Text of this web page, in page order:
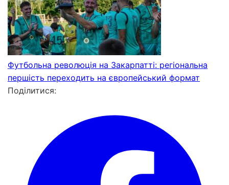
Футбольна революція на Закарпатті: регіональна
першість переходить на європейський формат
Поділитися: